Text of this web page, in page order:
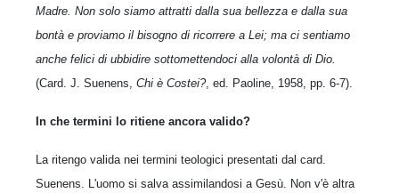
Madre. Non solo siamo attratti dalla sua bellezza e dalla sua
bontà e proviamo il bisogno di ricorrere a Lei; ma ci sentiamo
anche felici di ubbidire sottomettendoci alla volontà di Dio.
(Card. J. Suenens, Chi è Costei?, ed. Paoline, 1958, pp. 6-7).
In che termini lo ritiene ancora valido?
La ritengo valida nei termini teologici presentati dal card.
Suenens. L'uomo si salva assimilandosi a Gesù. Non v'è altra